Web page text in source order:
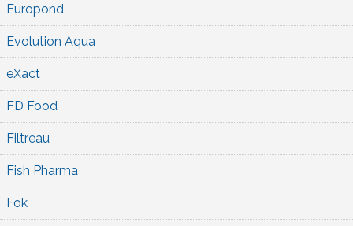
Europond
Evolution Aqua
eXact
FD Food
Filtreau
Fish Pharma
Fok